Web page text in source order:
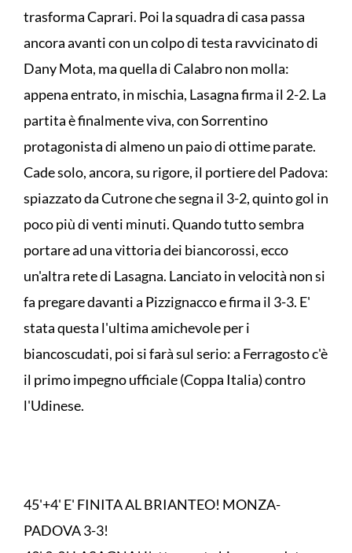
trasforma Caprari. Poi la squadra di casa passa
ancora avanti con un colpo di testa ravvicinato di
Dany Mota, ma quella di Calabro non molla:
appena entrato, in mischia, Lasagna firma il 2-2. La
partita è finalmente viva, con Sorrentino
protagonista di almeno un paio di ottime parate.
Cade solo, ancora, su rigore, il portiere del Padova:
spiazzato da Cutrone che segna il 3-2, quinto gol in
poco più di venti minuti. Quando tutto sembra
portare ad una vittoria dei biancorossi, ecco
un'altra rete di Lasagna. Lanciato in velocità non si
fa pregare davanti a Pizzignacco e firma il 3-3. E'
stata questa l'ultima amichevole per i
biancoscudati, poi si farà sul serio: a Ferragosto c'è
il primo impegno ufficiale (Coppa Italia) contro
l'Udinese.
45'+4' E' FINITA AL BRIANTEO! MONZA-
PADOVA 3-3!